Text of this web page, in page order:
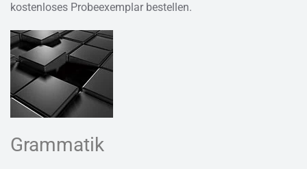
kostenloses Probeexemplar bestellen.
Grammatik